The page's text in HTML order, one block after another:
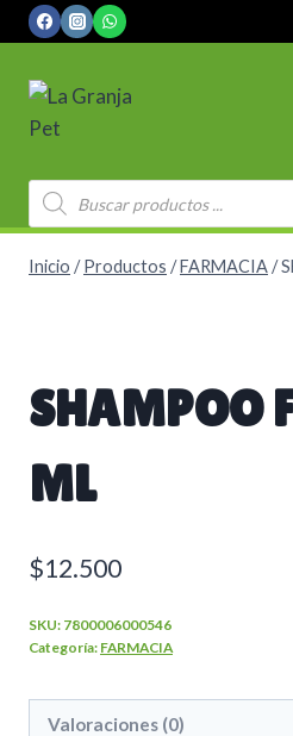
Saltar
al
contenido
Búsqueda
de
productos
Inicio / Productos /FARMACIA/
SHAMPOO
ML
$12.500
SKU: 7800006000546
Categoría: FARMACIA
Valoraciones (0)